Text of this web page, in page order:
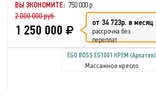
ВЫ ЭКОНОМИТЕ: 750 000 р.
2 000 000 руб.
1 250 000 от 34 723р. в месяц
рассрочка без
переплат
EGO BOSS EG1001 КРЕМ (Арпатек)
Массажное кресло